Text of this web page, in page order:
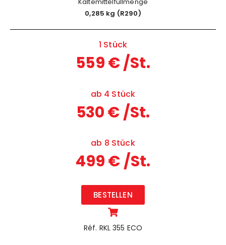
Kältemittelfüllmenge
0,285 kg (R290)
1 Stück
559 € /St.
ab 4 Stück
530 € /St.
ab 8 Stück
499 € /St.
BESTELLEN
Réf. RKL 355 ECO